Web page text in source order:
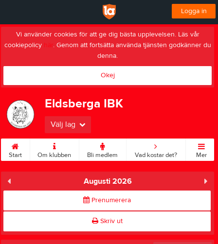
Logga in
Vi använder cookies för att ge dig bästa upplevelsen. Läs vår
cookiepolicy här. Genom att fortsätta använda tjänsten godkänner du
denna.
Okej
Eldsberga IBK
Välj lag
Start Om klubben Bli medlem Vad kostar det? Mer
Augusti 2026
Prenumerera
Skriv ut